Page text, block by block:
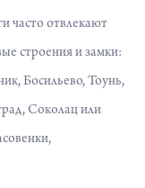
часто отвлекают
строения и замки:
Босильево, Тоунь,
Соколац или